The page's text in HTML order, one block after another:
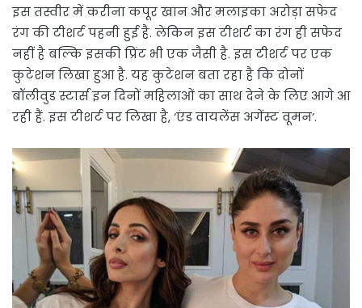
इस तस्वीर में करीना कपूर खान और मलाइका अरोड़ा सफेद
रंग की टीशर्ट पहनी हुई है. लेकिन इस टीशर्ट का रंग ही सफेद
नहीं है बल्कि इसकी प्रिंट भी एक जैसी है. इस टीशर्ट पर एक
कुटेशन लिखा हुआ है. यह कुटेशन बता रहा है कि दोनों
बॉलीवुड स्टार्स इन दिनों महिलाओं का साथ देने के लिए आगे आ
रही हैं. इस टीशर्ट पर लिखा है, ‘एंड वायलेंस अगेंस्ट वूमन’.